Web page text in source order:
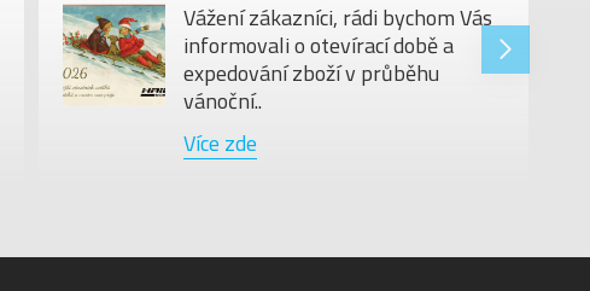
Vážení zákazníci, rádi bychom Vás
informovali o otevírací době a
expedování zboží v průběhu
vánoční..
Více zde